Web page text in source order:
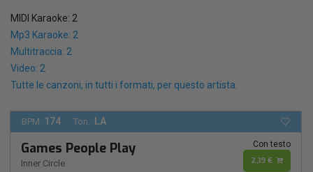
MIDI Karaoke: 2
Mp3 Karaoke: 2
Multitraccia: 2
Video: 2
Tutte le canzoni, in tutti i formati, per questo artista.
BPM: 174 Ton.: LA
Games People Play
Inner Circle
Con testo
2,19 €